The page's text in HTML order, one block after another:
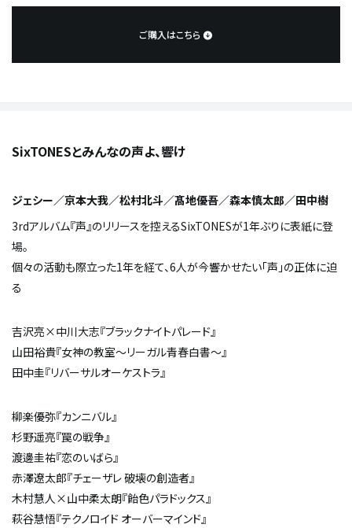
ご購入はこちら
SixTONESとみんなの声よ、響け
ジェシー／京本大我／松村北斗／髙地優吾／森本慎太郎／田中樹
3rdアルバム『声』のリリースを控えるSixTONESが1年ぶりに表紙に登
場。
個々の活動も際立った1年を経て、6人が今響かせたい「声」の正体に迫
る
吉沢亮×中川大志『ブラックナイトパレード』
山田裕貴『女神の教室～リーガル青春白書～』
田中圭『リバーサルオーケストラ』
柳楽優弥『カンニバル』
杉野遥亮『罠の戦争』
渡邊圭祐『恋のいばら』
赤澤遼太郎『チェーザレ 破壊の創造者』
木村慧人×山中柔太朗『飴色パラドックス』
萩谷慧悟『テクノロイド オーバーマインド』